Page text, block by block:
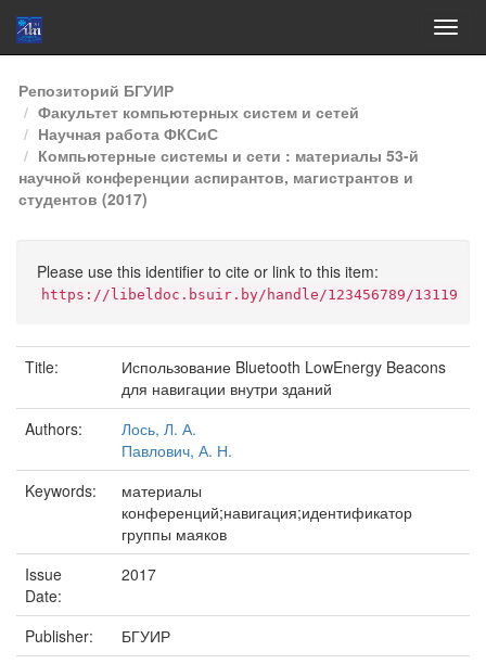
Skip
navigation
Репозиторий БГУИР
Факультет компьютерных систем и сетей
Научная работа ФКСиС
Компьютерные системы и сети : материалы 53-й
научной конференции аспирантов, магистрантов и
студентов (2017)
Please use this identifier to cite or link to this item:
https://libeldoc.bsuir.by/handle/123456789/13119
Title:
Использование Bluetooth LowEnergy Beacons
для навигации внутри зданий
Authors:
Лось, Л. А.
Павлович, А. Н.
Keywords:
материалы
конференций;навигация;идентификатор
группы маяков
Issue
Date:
2017
Publisher:
БГУИР